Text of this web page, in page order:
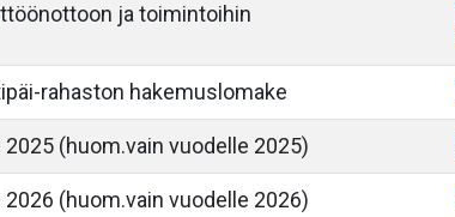
ja toimintoihin
rahaston hakemuslomake
(huom.vain vuodelle 2025)
(huom.vain vuodelle 2026)